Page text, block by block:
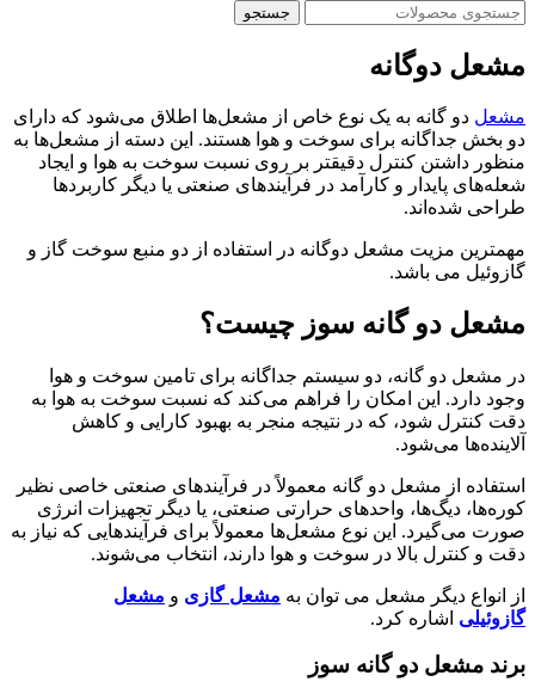
جستجو
مشعل دوگانه
مشعل‌ دو گانه به یک نوع خاص از مشعل‌ها اطلاق می‌شود که دارای
دو بخش جداگانه برای سوخت و هوا هستند. این دسته از مشعل‌ها به
منظور داشتن کنترل دقیقتر بر روی نسبت سوخت به هوا و ایجاد
شعله‌های پایدار و کارآمد در فرآیندهای صنعتی یا دیگر کاربردها
طراحی شده‌اند.
مهمترین مزیت مشعل دوگانه در استفاده از دو منبع سوخت گاز و
گازوئیل می باشد.
مشعل دو گانه سوز چیست؟
در مشعل دو گانه، دو سیستم جداگانه برای تامین سوخت و هوا
وجود دارد. این امکان را فراهم می‌کند که نسبت سوخت به هوا به
دقت کنترل شود، که در نتیجه منجر به بهبود کارایی و کاهش
آلاینده‌ها می‌شود.
استفاده از مشعل دو گانه معمولاً در فرآیندهای صنعتی خاصی نظیر
کوره‌ها، دیگ‌ها، واحدهای حرارتی صنعتی، یا دیگر تجهیزات انرژی
صورت می‌گیرد. این نوع مشعل‌ها معمولاً برای فرآیندهایی که نیاز به
دقت و کنترل بالا در سوخت و هوا دارند، انتخاب می‌شوند.
از انواع دیگر مشعل می توان به مشعل گازی و مشعل
گازوئیلی اشاره کرد.
برند مشعل دو گانه سوز